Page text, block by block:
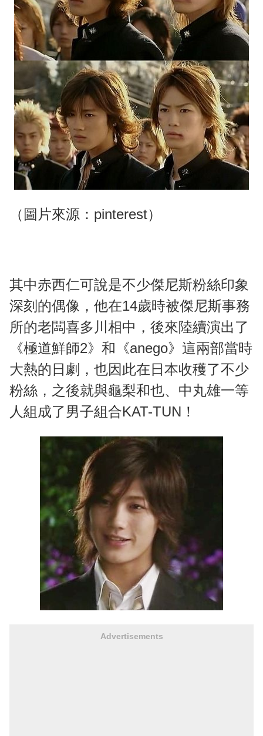
（圖片來源：pinterest）
其中赤西仁可說是不少傑尼斯粉絲印象
深刻的偶像，他在14歲時被傑尼斯事務
所的老闆喜多川相中，後來陸續演出了
《極道鮮師2》和《anego》這兩部當時
大熱的日劇，也因此在日本收穫了不少
粉絲，之後就與龜梨和也、中丸雄一等
人組成了男子組合KAT-TUN！
Advertisements